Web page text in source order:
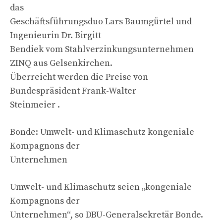
das
Geschäftsführungsduo Lars Baumgürtel und
Ingenieurin Dr. Birgitt
Bendiek vom Stahlverzinkungsunternehmen
ZINQ aus Gelsenkirchen.
Überreicht werden die Preise von
Bundespräsident Frank-Walter
Steinmeier .
Bonde: Umwelt- und Klimaschutz kongeniale
Kompagnons der
Unternehmen
Umwelt- und Klimaschutz seien „kongeniale
Kompagnons der
Unternehmen“, so DBU-Generalsekretär Bonde.